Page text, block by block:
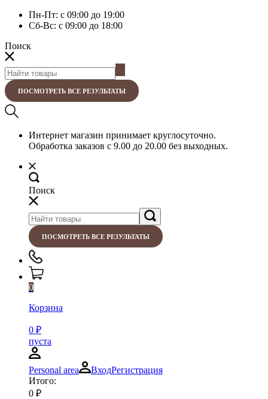
Пн-Пт: с 09:00 до 19:00
Сб-Вс: с 09:00 до 18:00
Поиск
ПОСМОТРЕТЬ ВСЕ РЕЗУЛЬТАТЫ
Интернет магазин принимает круглосуточно.
Обработка заказов с 9.00 до 20.00 без выходных.
Поиск
ПОСМОТРЕТЬ ВСЕ РЕЗУЛЬТАТЫ
0
Корзина
0 ₽
пуста
Personal area ВходРегистрация
Итого:
0 ₽